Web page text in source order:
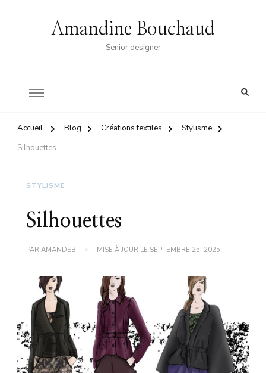
Amandine Bouchaud
Senior designer
Accueil Blog Créations textiles
Stylisme
Silhouettes
STYLISME
Silhouettes
PAR AMANDEB MISE À JOUR LE SEPTEMBRE 25, 2025